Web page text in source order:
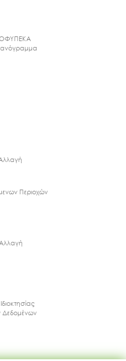
ΟΦΥΠΕΚΑ
Περιοχών
Δεδομένων